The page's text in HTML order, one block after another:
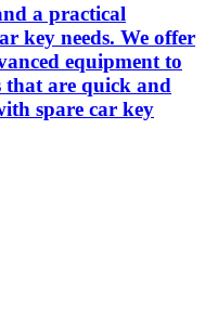
a practical
key needs. We offer
equipment to
that are quick and
spare car key